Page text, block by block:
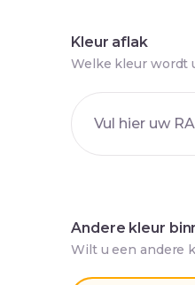
Kleur aflak
Welke kleur wordt
Andere kleur
Wilt u een andere